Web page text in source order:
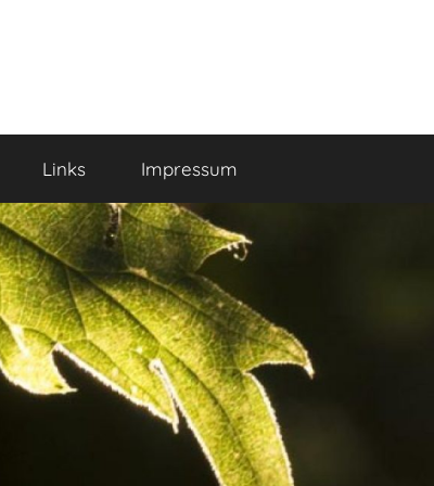
Links Impressum